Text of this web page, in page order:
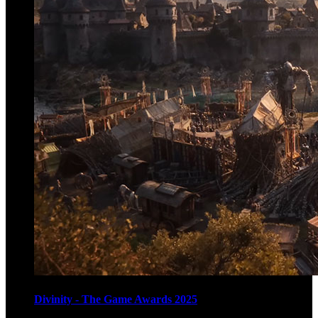
Divinity - The Game Awards 2025